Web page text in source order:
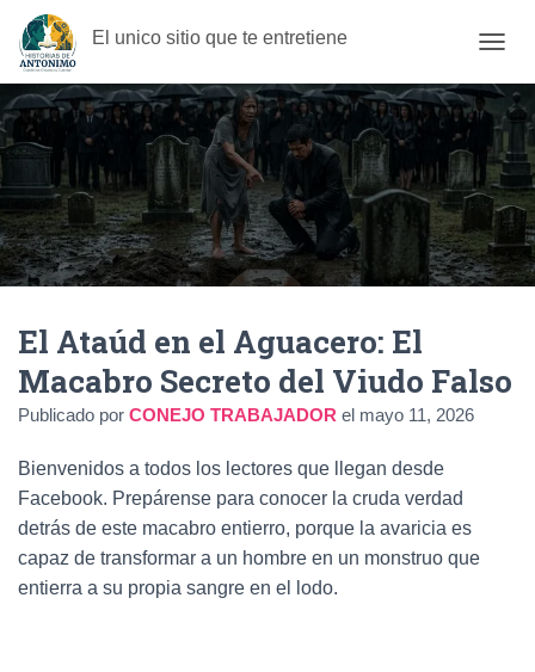
El unico sitio que te entretiene
A
B
I
R
M
O
D
O
A
El Ataúd en el Aguacero: El
Macabro Secreto del Viudo Falso
Publicado por CONEJO TRABAJADOR el mayo 11, 2026
Bienvenidos a todos los lectores que llegan desde
Facebook. Prepárense para conocer la cruda verdad
detrás de este macabro entierro, porque la avaricia es
capaz de transformar a un hombre en un monstruo que
entierra a su propia sangre en el lodo.